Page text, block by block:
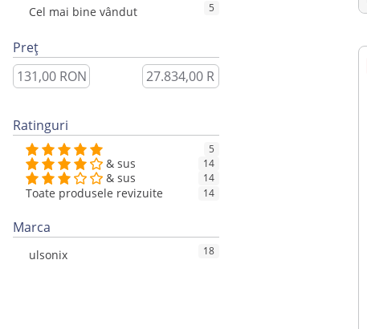
Cel mai bine vândut 5
Preț
Ratinguri
5
& sus 14
& sus 14
Toate produsele revizuite 14
Marca
ulsonix 18